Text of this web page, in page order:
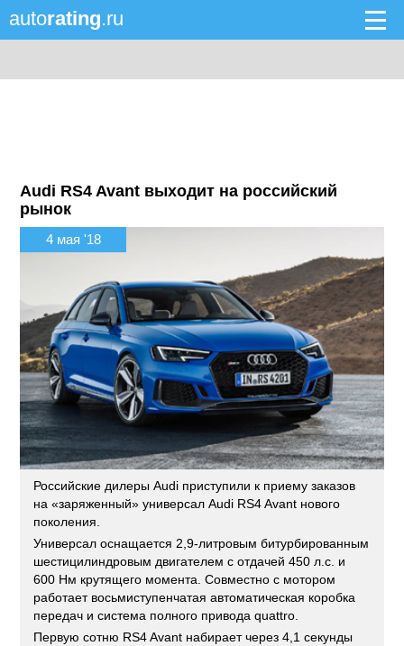
autorating.ru
Audi RS4 Avant выходит на российский
рынок
4 мая '18
Российские дилеры Audi приступили к приему заказов
на «заряженный» универсал Audi RS4 Avant нового
поколения.
Универсал оснащается 2,9-литровым битурбированным
шестицилиндровым двигателем с отдачей 450 л.с. и
600 Нм крутящего момента. Совместно с мотором
работает восьмиступенчатая автоматическая коробка
передач и система полного привода quattro.
Первую сотню RS4 Avant набирает через 4,1 секунды